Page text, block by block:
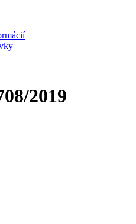
2019